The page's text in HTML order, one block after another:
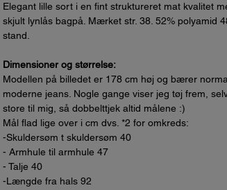
Elegant lille sort i en fint struktureret mat kvalitet
skjult lynlås bagpå. Mærket str. 38. 52% polyamid
stand.
Dimensioner og størrelse:
Modellen på billedet er 178 cm høj og bærer
moderne jeans. Nogle gange viser jeg tøj frem,
store til mig, så dobbelttjek altid målene :)
Mål flad lige over i cm dvs. *2 for omkreds:
-Skuldersøm t skuldersøm 40
- Armhule til armhule 47
- Talje 40
-Længde fra hals 92